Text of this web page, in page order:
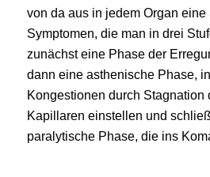
von da aus in jedem Organ eine
Symptomen, die man in drei
zunächst eine Phase der
dann eine asthenische Phase,
Kongestionen durch Stagnation
Kapillaren einstellen und
paralytische Phase, die ins